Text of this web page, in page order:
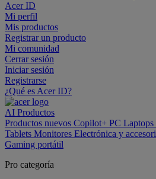
Acer ID
Mi perfil
Mis productos
Registrar un producto
Mi comunidad
Cerrar sesión
Iniciar sesión
Registrarse
¿Qué es Acer ID?
AI Productos
Productos nuevos Copilot+ PC Laptops
Tablets Monitores Electrónica y
Gaming portátil
Pro categoría